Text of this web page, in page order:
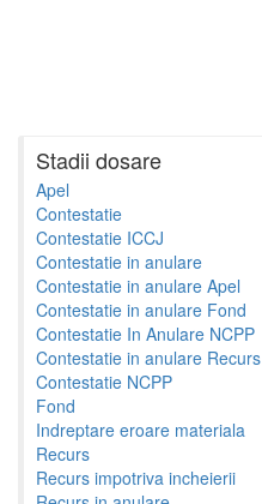
Stadii dosare
Apel
Contestatie
Contestatie ICCJ
Contestatie in anulare
Contestatie in anulare Apel
Contestatie in anulare Fond
Contestatie In Anulare NCPP
Contestatie in anulare Recurs
Contestatie NCPP
Fond
Indreptare eroare materiala
Recurs
Recurs impotriva incheierii